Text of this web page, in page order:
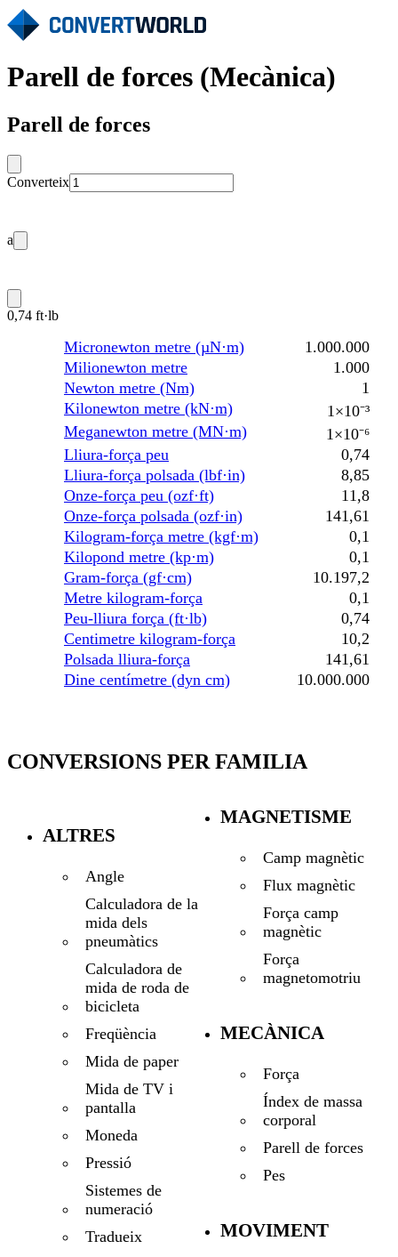
Parell de forces (Mecànica)
Parell de forces
Converteix
a
0,74 ft·lb
Micronewton metre (µN·m)
1.000.000
Milionewton metre
1.000
Newton metre (Nm)
1
Kilonewton metre (kN·m)
1×10⁻³
Meganewton metre (MN·m)
1×10⁻⁶
Lliura-força peu
0,74
Lliura-força polsada (lbf·in)
8,85
Onze-força peu (ozf·ft)
11,8
Onze-força polsada (ozf·in)
141,61
Kilogram-força metre (kgf·m)
0,1
Kilopond metre (kp·m)
0,1
Gram-força (gf·cm)
10.197,2
Metre kilogram-força
0,1
Peu-lliura força (ft·lb)
0,74
Centimetre kilogram-força
10,2
Polsada lliura-força
141,61
Dine centímetre (dyn cm)
10.000.000
CONVERSIONS PER FAMILIA
ALTRES
Angle
Calculadora de la
mida dels
pneumàtics
Calculadora de
mida de roda de
bicicleta
Freqüència
Mida de paper
Mida de TV i
pantalla
Moneda
Pressió
Sistemes de
numeració
Tradueix
MAGNETISME
Camp magnètic
Flux magnètic
Força camp
magnètic
Força
magnetomotriu
MECÀNICA
Força
Índex de massa
corporal
Parell de forces
Pes
MOVIMENT